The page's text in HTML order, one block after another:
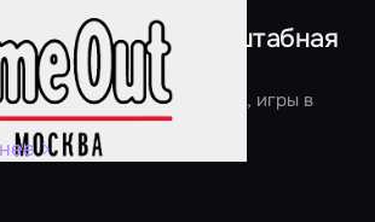
первая масштабная
классические квест-игры, игры в
и экшн